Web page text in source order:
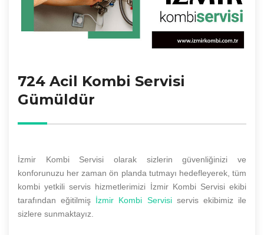
724 Acil Kombi Servisi
Gümüldür
İzmir Kombi Servisi olarak sizlerin güvenliğinizi ve
konforunuzu her zaman ön planda tutmayı hedefleyerek, tüm
kombi yetkili servis hizmetlerimizi İzmir Kombi Servisi ekibi
tarafından eğitilmiş İzmir Kombi Servisiservis ekibimiz ile
sizlere sunmaktayız.